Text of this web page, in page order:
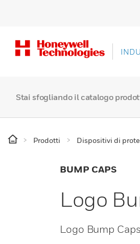
Stai sfogliando il catalogo
Prodotti Dispositivi di
BUMP CAPS
Logo
Logo Bump